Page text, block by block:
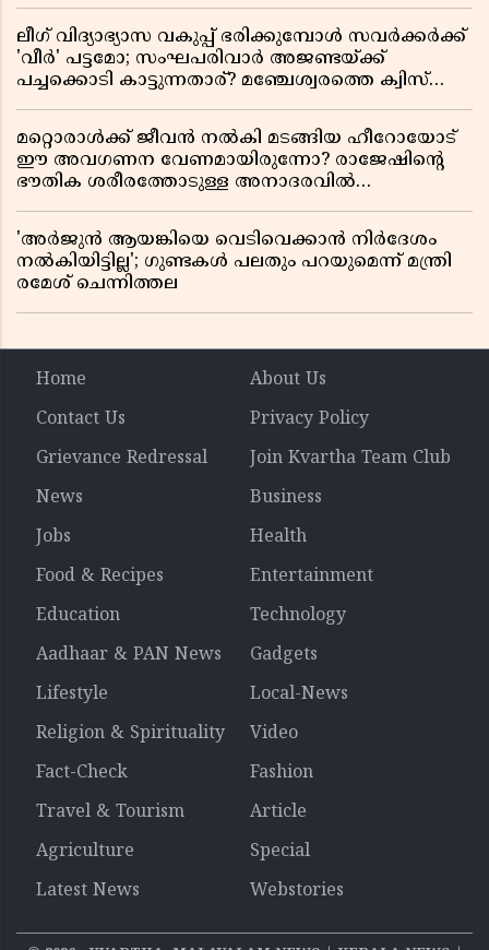
ലീഗ് വിദ്യാഭ്യാസ വകുപ്പ് ഭരിക്കുമ്പോൾ സവർക്കർക്ക്
'വീർ' പട്ടമോ; സംഘപരിവാർ അജണ്ടയ്ക്ക്
പച്ചക്കൊടി കാട്ടുന്നതാര്? മഞ്ചേശ്വരത്തെ ക്വിസ്
മറ്റൊരാൾക്ക് ജീവൻ നൽകി മടങ്ങിയ ഹീറോയോട്
ഈ അവഗണന വേണമായിരുന്നോ? രാജേഷിൻ്റെ
ഭൗതിക ശരീരത്തോടുള്ള അനാദരവിൽ
'അർജുൻ ആയങ്കിയെ വെടിവെക്കാൻ നിർദേശം
നൽകിയിട്ടില്ല'; ഗുണ്ടകൾ പലതും പറയുമെന്ന് മന്ത്രി
രമേശ് ചെന്നിത്തല
Home
About Us
Contact Us
Privacy Policy
Grievance Redressal
Join Kvartha Team Club
News
Business
Jobs
Health
Food & Recipes
Entertainment
Education
Technology
Aadhaar & PAN News
Gadgets
Lifestyle
Local-News
Religion & Spirituality
Video
Fact-Check
Fashion
Travel & Tourism
Article
Agriculture
Special
Latest News
Webstories